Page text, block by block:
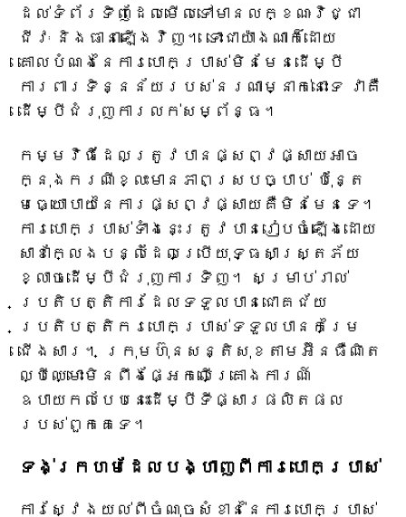
ដល់ទំព័រទិញដែលមើលទៅមានលក្ខណៈវិជ្ជា
ជីវៈ និងធានាឡើងវិញ។ ទោះជាយ៉ាងណាក៏ដោយ
គោលបំណងនៃការបោកប្រាស់មិនមែនដើម្បី
ការពារទិន្នន័យរបស់នរណាម្នាក់នោះទេ វាគឺ
ដើម្បីជំរុញការលក់សម្ព័ន្ធ។
កម្មវិធីដែលត្រូវបានផ្សព្វផ្សាយអាច
ក្នុងករណីខ្លះមានភាពស្របច្បាប់ ប៉ុន្តែ
មធ្យោបាយនៃការផ្សព្វផ្សាយគឺមិនមែនទេ។
ការបោកប្រាស់ទាំងនេះត្រូវបានរៀបចំឡើងដោយ
សាខាក្លែងបន្លំដែលប្រើយុទ្ធសាស្ត្រភ័យ
ខ្លាចដើម្បីជំរុញការទិញ។ សម្រាប់រាល់
ប្រតិបត្តិការដែលទទួលបានជោគជ័យ
ប្រតិបត្តិករបោកប្រាស់ទទួលបានកម្រៃ
ជើងសារ។ ក្រុមហ៊ុនសន្តិសុខតាមអ៊ីនធឺណិត
ល្បីឈ្មោះមិនពឹងផ្អែកលើគ្រោងការណ៍
ឧបាយកលបែបនេះដើម្បីទីផ្សារផលិតផល
របស់ពួកគេទេ។
ទង់ក្រហមដែលបង្ហាញពីការបោកប្រាស់
ការស្វែងយល់ពីចំណុចសំខាន់នៃការបោកប្រាស់